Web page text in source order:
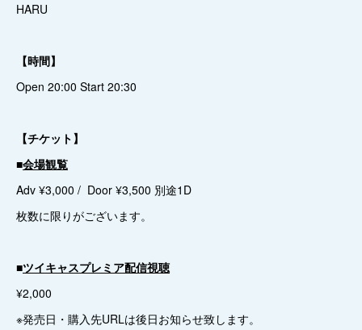
HARU
【時間】
Open 20:00 Start 20:30
【チケット】
■会場観覧
Adv ¥3,000 / Door ¥3,500 別途1D
枚数に限りがございます。
■ツイキャスプレミア配信視聴
¥2,000
※発売日・購入先URLは後日お知らせ致します。